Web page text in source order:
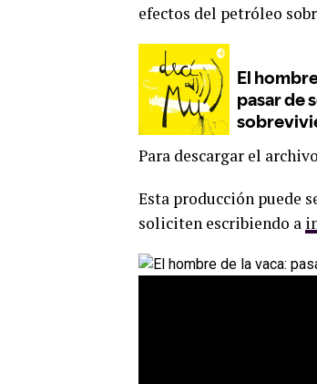
efectos del petróleo
Para descargar el
Esta producción puede
soliciten escribiendo a